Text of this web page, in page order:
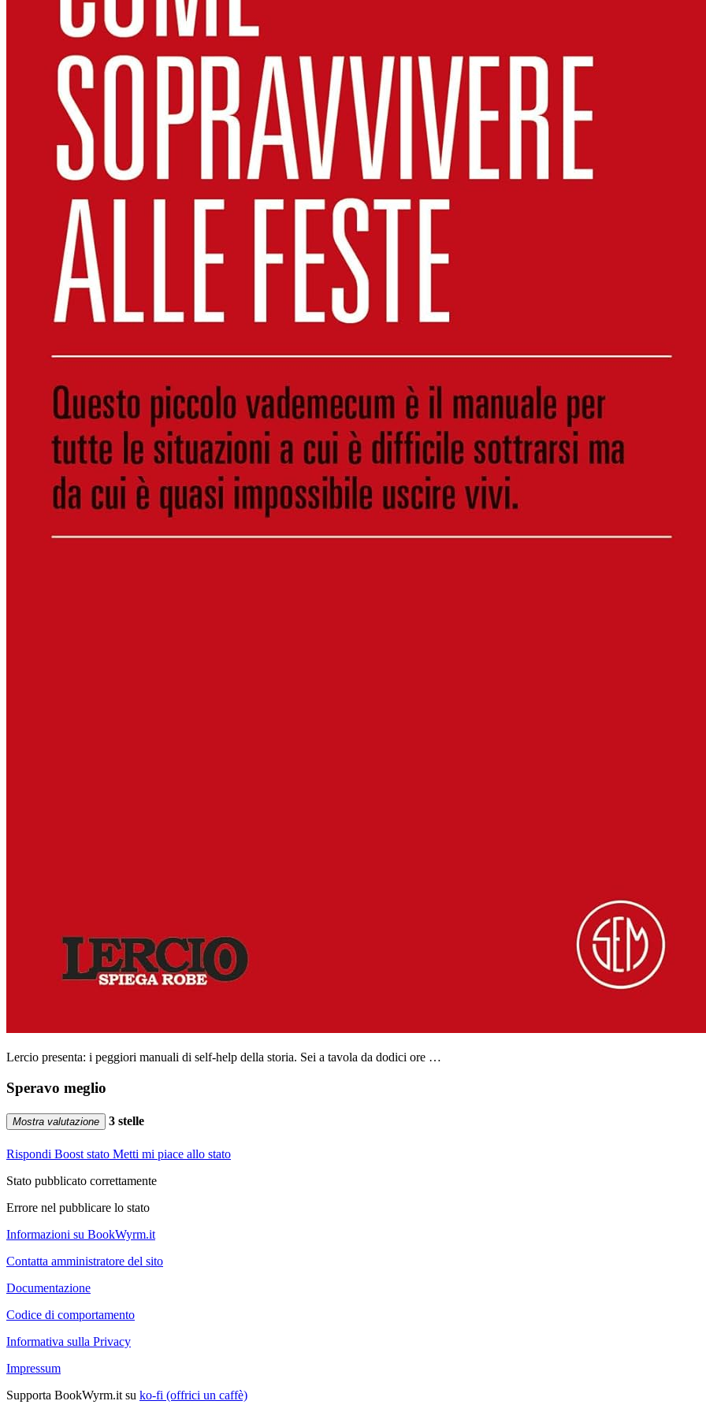
Lercio presenta: i peggiori manuali di self-help della storia. Sei a tavola da dodici ore …
Speravo meglio
Mostra valutazione 3 stelle
Rispondi Boost stato Metti mi piace allo stato
Stato pubblicato correttamente
Errore nel pubblicare lo stato
Informazioni su BookWyrm.it
Contatta amministratore del sito
Documentazione
Codice di comportamento
Informativa sulla Privacy
Impressum
Supporta BookWyrm.it su ko-fi (offrici un caffè)